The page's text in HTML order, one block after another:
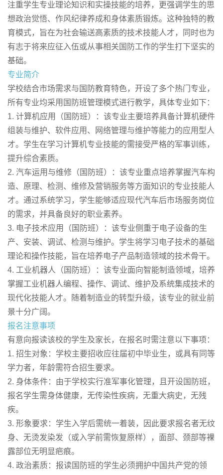
注重学生专业理论知识和实操技能的培养，更强调学生的思
想政治觉悟、作风纪律养成和身体素质锻炼。这种独特的教
育模式，旨在为社会输送高素质的技术技能人才，同时也为
有志于将来应征入伍或从事相关国防工作的学生打下坚实的
基础。
专业简介
学校结合市场需求与国防教育特色，开设了多个热门专业，
所有专业均采用国防班管理模式进行教学，具体专业如下：
1. 计算机应用（国防班）：该专业主要培养具备计算机硬件
组装与维护、软件应用、网络管理与维护等能力的应用型人
才。学生在学习计算机专业技能的需接受严格的军事训练，
提升综合素质。
2. 汽车运用与维修（国防班）：该专业重点培养掌握汽车构
造、原理、检测、维修及营销服务等方面知识的专业技能人
才。通过系统学习，学生能够适应现代汽车后市场服务岗位
的需求，并具备良好的职业素养。
3. 电子技术应用（国防班）：该专业侧重于电子设备的生
产、安装、调试、检测与维护。学生将学习电子技术的基础
理论和操作技能，旨在培养电子产品制造领域的技术骨干。
4. 工业机器人（国防班）：该专业面向智能制造领域，培养
掌握工业机器人编程、操作、调试、维护及系统集成技术的
现代化技能人才。随着制造业的转型升级，该专业的就业前
景十分广阔。
报名注意事项
有意向报读该校的学生及家长，在报名时需注意以下事项：
1. 招生对象：学校主要招收应往届初中毕业生，或具有同等
学力者，年龄需符合招生要求。
2. 身体条件：由于学校实行准军事化管理，且开设国防班，
报名学生需身体健康，无传染性疾病，无重大病史，无残
疾。
3. 形象要求：学生入学后需统一着装，因此要求报名者无纹
身、无烫发染发（或入学前需恢复原样），面部、颈部等裸
露部位无明显疤痕。
4. 政治素质：报读国防班的学生必须拥护中国共产党的领